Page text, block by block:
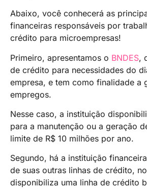
Abaixo, você conhecerá as
financeiras responsáveis por
crédito para microempresas!
Primeiro, apresentamos o BNDES,
de crédito para necessidades do
empresa, e tem como finalidade a
empregos.
Nesse caso, a instituição
para a manutenção ou a geração
limite de R$ 10 milhões por ano.
Segundo, há a instituição financeira
de suas outras linhas de crédito,
disponibiliza uma linha de crédito